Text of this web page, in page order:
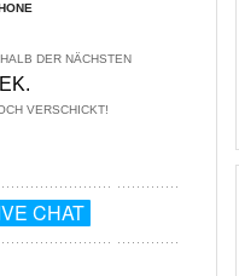
DER NÄCHSTEN
VERSCHICKT!
CHAT